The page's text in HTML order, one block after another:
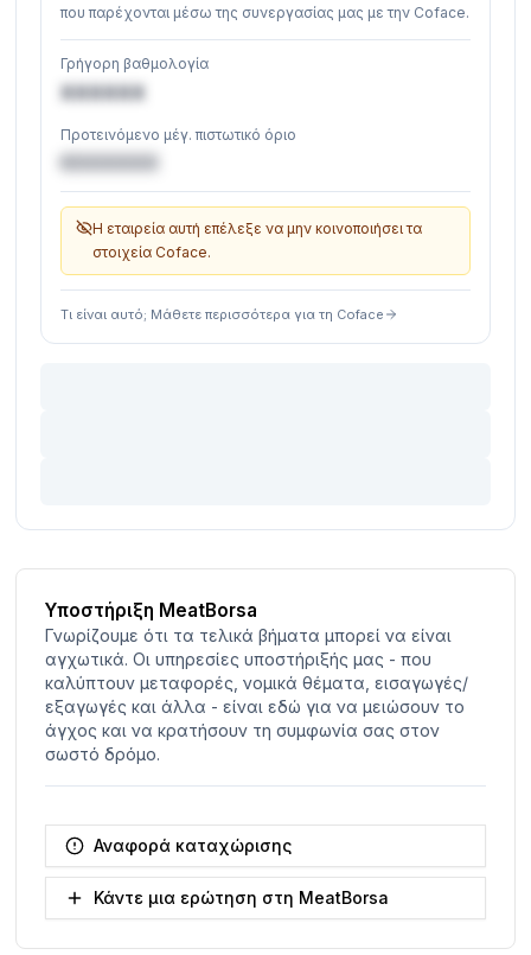
που παρέχονται μέσω της συνεργασίας μας με την Coface.
Γρήγορη βαθμολογία
XXXXXX
Προτεινόμενο μέγ. πιστωτικό όριο
€XXXXXX
Η εταιρεία αυτή επέλεξε να μην κοινοποιήσει τα
στοιχεία Coface.
Τι είναι αυτό; Μάθετε περισσότερα για τη Coface
Υποστήριξη MeatBorsa
Γνωρίζουμε ότι τα τελικά βήματα μπορεί να είναι
αγχωτικά. Οι υπηρεσίες υποστήριξής μας - που
καλύπτουν μεταφορές, νομικά θέματα, εισαγωγές/
εξαγωγές και άλλα - είναι εδώ για να μειώσουν το
άγχος και να κρατήσουν τη συμφωνία σας στον
σωστό δρόμο.
Αναφορά καταχώρισης
Κάντε μια ερώτηση στη MeatBorsa